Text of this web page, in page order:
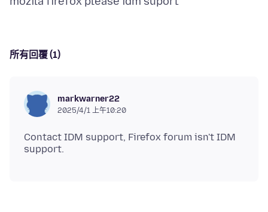
所有回覆 (1)
markwarner22
2025/4/1 上午10:20
Contact IDM support, Firefox forum isn't IDM